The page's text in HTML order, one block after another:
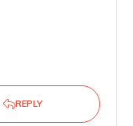
REPLY